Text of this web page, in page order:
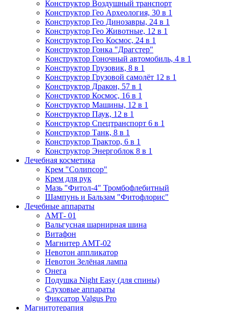
Конструктор Воздушный транспорт
Конструктор Гео Археология, 30 в 1
Конструктор Гео Динозавры, 24 в 1
Конструктор Гео Животные, 12 в 1
Конструктор Гео Космос, 24 в 1
Конструктор Гонка "Драгстер"
Конструктор Гоночный автомобиль, 4 в 1
Конструктор Грузовик, 8 в 1
Конструктор Грузовой самолёт 12 в 1
Конструктор Дракон, 57 в 1
Конструктор Космос, 16 в 1
Конструктор Машины, 12 в 1
Конструктор Паук, 12 в 1
Конструктор Спецтранспорт 6 в 1
Конструктор Танк, 8 в 1
Конструктор Трактор, 6 в 1
Конструктор Энергоблок 8 в 1
Лечебная косметика
Крем "Солипсор"
Крем для рук
Мазь "Фитол-4" Тромбофлебитный
Шампунь и Бальзам "Фитофлорис"
Лечебные аппараты
АМТ- 01
Вальгусная шарнирная шина
Витафон
Магнитер АМТ-02
Невотон аппликатор
Невотон Зелёная лампа
Онега
Подушка Night Easy (для спины)
Слуховые аппараты
Фиксатор Valgus Pro
Магнитотерапия